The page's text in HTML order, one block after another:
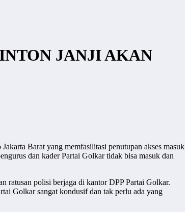
JANJI AKAN
Barat yang memfasilitasi penutupan akses masuk
dan kader Partai Golkar tidak bisa masuk dan
ratusan polisi berjaga di kantor DPP Partai Golkar.
Golkar sangat kondusif dan tak perlu ada yang